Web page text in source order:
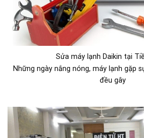
Sửa máy lạnh Daikin tại
Những ngày nắng nóng, máy lạnh gặp
đều gây